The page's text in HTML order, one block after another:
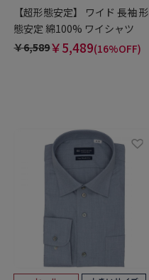
【超形態安定】 ワイド 長袖 形
態安定 綿100% ワイシャツ
￥6,589￥5,489(16%OFF)